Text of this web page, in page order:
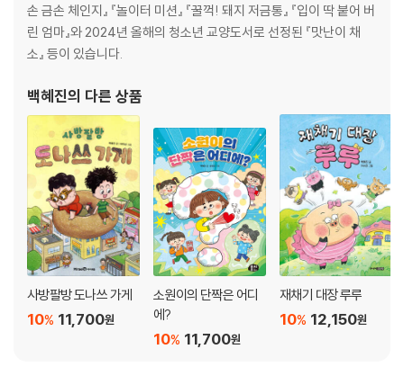
손 금손 체인지』 『놀이터 미션』 『꿀꺽! 돼지 저금통』 『입이 딱 붙어 버
린 엄마』와 2024년 올해의 청소년 교양도서로 선정된 『맛난이 채
소』 등이 있습니다.
백혜진의 다른 상품
사방팔방 도나쓰 가게
11,700원
10%
소원이의 단짝은 어디
에?
11,700원
10%
재채기 대장 루루
12,150원
10%